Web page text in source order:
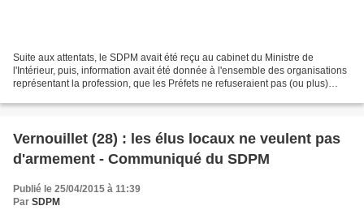
Suite aux attentats, le SDPM avait été reçu au cabinet du Ministre de
l'Intérieur, puis, information avait été donnée à l'ensemble des organisations
représentant la profession, que les Préfets ne refuseraient pas (ou plus)
Vernouillet (28) : les élus locaux ne veulent pas
d'armement - Communiqué du SDPM
Publié le 25/04/2015 à 11:39
Par SDPM